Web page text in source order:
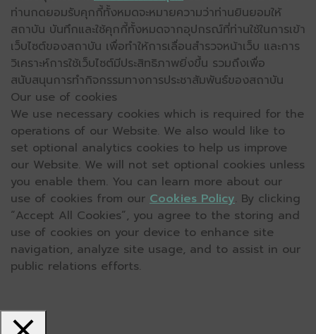
ท่านกดยอมรับคุกกี้ทั้งหมดจะหมายความว่าท่านยินยอมให้
สถาบัน บันทึกและใช้คุกกี้ทั้งหมดจากอุปกรณ์ที่ท่านใช้ในการเข้า
เว็บไซต์ของสถาบัน เพื่อทำให้การเลื่อนสำรวจหน้าเว็บ และการ
วิเคราะห์การใช้เว็บไซต์มีประสิทธิภาพยิ่งขึ้น รวมถึงเพื่อ
สนับสนุนการทำกิจกรรมทางการประชาสัมพันธ์ของสถาบัน
Our use of cookies
We use necessary cookies which is required for the
operations of our Website. We also would like to
set optional analytics cookies to help us improve
our Website. We will not set optional cookies unless
you enable them. You can learn more about our
use of cookies from our Cookies Policy. By clicking
“Accept All Cookies”, you agree to the storing and
use of cookies on your device to enhance site
navigation, analyze site usage, and to assist in our
public relations efforts.